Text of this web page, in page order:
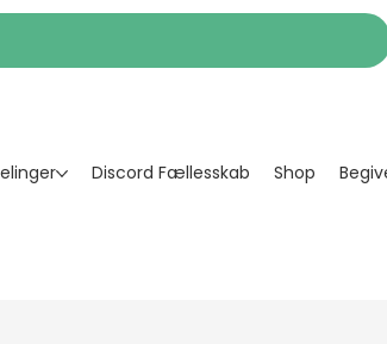
Discord Fællesskab Shop